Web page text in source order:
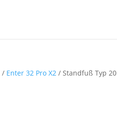
/ Enter 32 Pro X2 / Standfuß Typ 20